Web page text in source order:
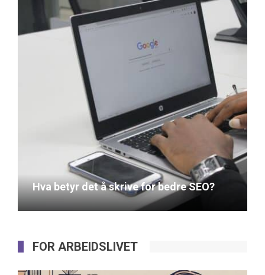
Hva betyr det å skrive for bedre SEO?
March 4, 2022
FOR ARBEIDSLIVET